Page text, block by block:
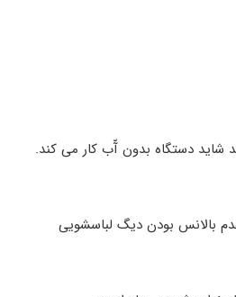
شاید دستگاه بدون آّب کار می کند.
بالانس بودن دیگ لباسشویی